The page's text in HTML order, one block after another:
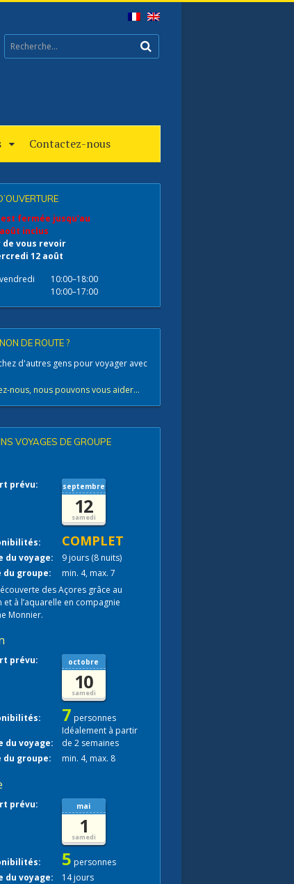
Contactez-nous
fermée jusqu'au
inclus
de vous revoir
12 août
10:00–18:00
10:00–17:00
DE ROUTE ?
d'autres gens pour voyager avec
nous, nous pouvons vous aider...
VOYAGES DE GROUPE
prévu: septembre
12
samedi
COMPLET
du voyage:
9 jours (8 nuits)
du groupe:
min. 4, max. 7
des Açores grâce au
et à l’aquarelle en compagnie
Monnier.
prévu: octobre
10
samedi
7 personnes
du voyage:
Idéalement à partir
de 2 semaines
du groupe:
min. 4, max. 8
prévu: mai
1
samedi
5 personnes
du voyage:
14 jours